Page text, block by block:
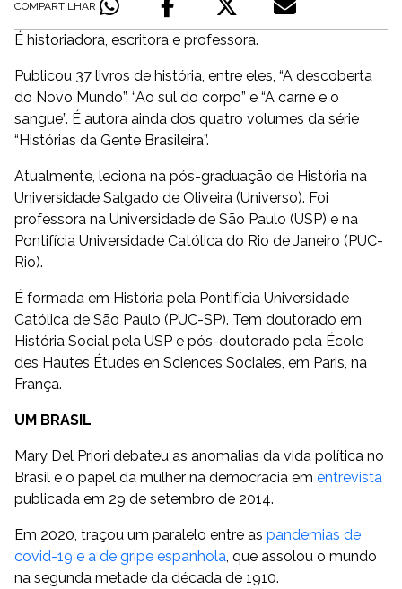
COMPARTILHAR
É historiadora, escritora e professora.
Publicou 37 livros de história, entre eles, “A descoberta
do Novo Mundo”, “Ao sul do corpo” e “A carne e o
sangue”. É autora ainda dos quatro volumes da série
“Histórias da Gente Brasileira”.
Atualmente, leciona na pós-graduação de História na
Universidade Salgado de Oliveira (Universo). Foi
professora na Universidade de São Paulo (USP) e na
Pontifícia Universidade Católica do Rio de Janeiro (PUC-
Rio).
É formada em História pela Pontifícia Universidade
Católica de São Paulo (PUC-SP). Tem doutorado em
História Social pela USP e pós-doutorado pela École
des Hautes Études en Sciences Sociales, em Paris, na
França.
UM BRASIL
Mary Del Priori debateu as anomalias da vida política no
Brasil e o papel da mulher na democracia em entrevista
publicada em 29 de setembro de 2014.
Em 2020, traçou um paralelo entre as pandemias de
covid-19 e a de gripe espanhola, que assolou o mundo
na segunda metade da década de 1910.